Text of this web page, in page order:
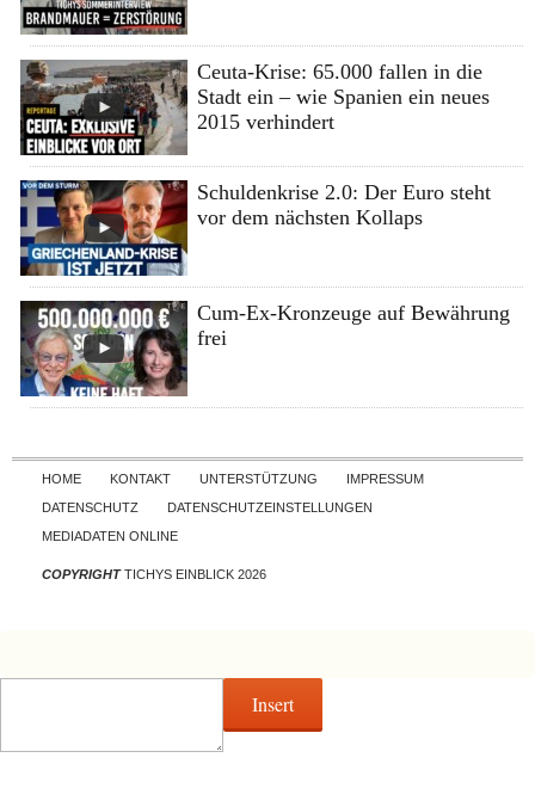
Ceuta-Krise: 65.000 fallen in die
Stadt ein – wie Spanien ein neues
2015 verhindert
Schuldenkrise 2.0: Der Euro steht
vor dem nächsten Kollaps
Cum-Ex-Kronzeuge auf Bewährung
frei
Skip to content
HOME KONTAKT UNTERSTÜTZUNG
IMPRESSUM
DATENSCHUTZ
DATENSCHUTZEINSTELLUNGEN
MEDIADATEN ONLINE
COPYRIGHTTICHYS EINBLICK 2026
Insert